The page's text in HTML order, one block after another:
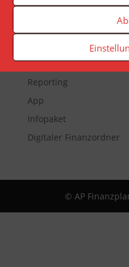
Veranstaltungen
Newsletter
Reporting
App
Infopaket
Digitaler Finanzordner
© AP